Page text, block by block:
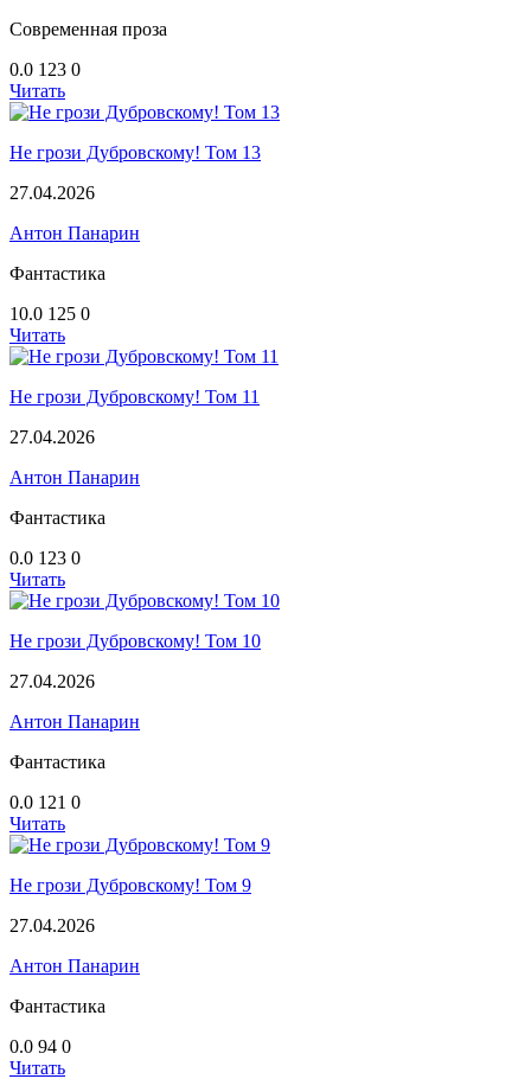
Современная проза
0.0 123 0
Читать
Не грози Дубровскому! Том 13
27.04.2026
Антон Панарин
Фантастика
10.0 125 0
Читать
Не грози Дубровскому! Том 11
27.04.2026
Антон Панарин
Фантастика
0.0 123 0
Читать
Не грози Дубровскому! Том 10
27.04.2026
Антон Панарин
Фантастика
0.0 121 0
Читать
Не грози Дубровскому! Том 9
27.04.2026
Антон Панарин
Фантастика
0.0 94 0
Читать